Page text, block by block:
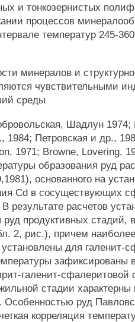
и тонкозернистых
процессов
температур 245-
минералов и
чувствительными
среды
Шадлун 1974;
1984; Петровская и др.,
1971; Browne, Lovering,
образования руд
основанного на
Cd в сосуществующих
результате расчетов
руд продуктивных стадий,
2, рис.), причем
для галенит-
зафиксированы
галенит-сфалеритовой
стадии
руд
корреляция